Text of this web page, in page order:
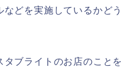
どを実施しているかどう
ブライトのお店のことを